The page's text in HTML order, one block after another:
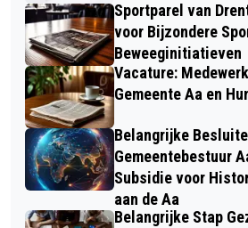
Sportparel van
voor Bijzondere
Beweeginitiatieven
Vacature:
Gemeente Aa en
Belangrijke
Gemeentebestuur
Subsidie voor
aan de Aa
Belangrijke Stap